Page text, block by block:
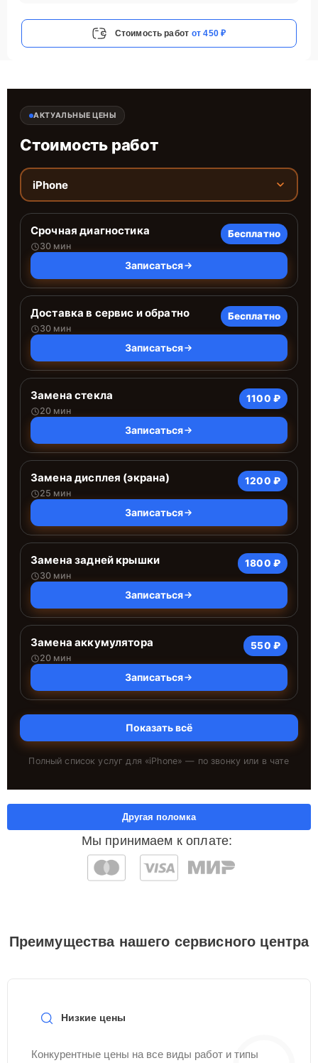
Стоимость работ от 450 ₽
АКТУАЛЬНЫЕ ЦЕНЫ
Стоимость работ
iPhone
Срочная диагностика
30 мин
Бесплатно
Записаться
Доставка в сервис и обратно
30 мин
Бесплатно
Записаться
Замена стекла
20 мин
1100 ₽
Записаться
Замена дисплея (экрана)
25 мин
1200 ₽
Записаться
Замена задней крышки
30 мин
1800 ₽
Записаться
Замена аккумулятора
20 мин
550 ₽
Записаться
Показать всё
Полный список услуг для «iPhone» — по звонку или в чате
Мы принимаем к оплате:
Другая поломка
Преимущества нашего сервисного центра
Низкие цены
Конкурентные цены на все виды работ и типы